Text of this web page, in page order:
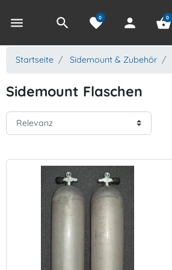
menu search favorite
0 person shopping_basket
0
Startseite Sidemount & Zubehör
Sidemount Flaschen